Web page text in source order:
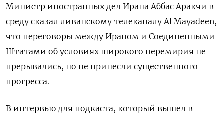
Министр иностранных дел Ирана Аббас Аракчи в
среду сказал ливанскому телеканалу Al Mayadeen,
что переговоры между Ираном и Соединенными
Штатами об условиях широкого перемирия не
прерывались, но не принесли существенного
прогресса.
В интервью для подкаста, который вышел в ​